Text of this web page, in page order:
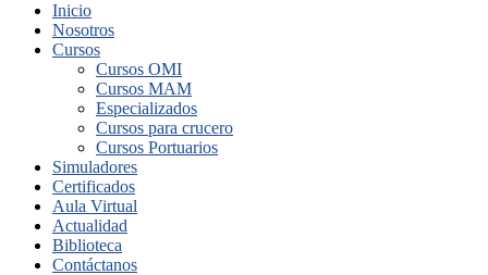
Inicio
Nosotros
Cursos
Cursos OMI
Cursos MAM
Especializados
Cursos para crucero
Cursos Portuarios
Simuladores
Certificados
Aula Virtual
Actualidad
Biblioteca
Contáctanos